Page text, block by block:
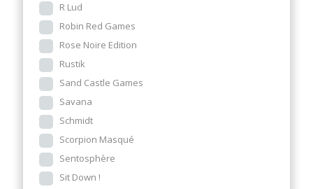
R Lud
Robin Red Games
Rose Noire Edition
Rustik
Sand Castle Games
Savana
Schmidt
Scorpion Masqué
Sentosphère
Sit Down !